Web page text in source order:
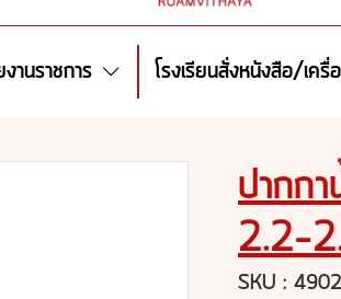
านราชการ โรงเรียนสั่งหนังสือ/เครื่
ปากก
2.2-
SKU :